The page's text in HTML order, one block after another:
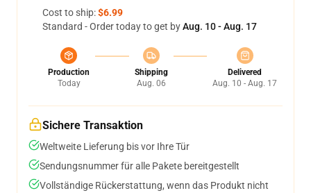
Cost to ship:$6.99
Standard - Order today to get byAug. 10 - Aug. 17
Production
Today
Shipping
Aug. 06
Delivered
Aug. 10 - Aug. 17
Sichere Transaktion
Weltweite Lieferung bis vor Ihre Tür
Sendungsnummer für alle Pakete bereitgestellt
Vollständige Rückerstattung, wenn das Produkt nicht